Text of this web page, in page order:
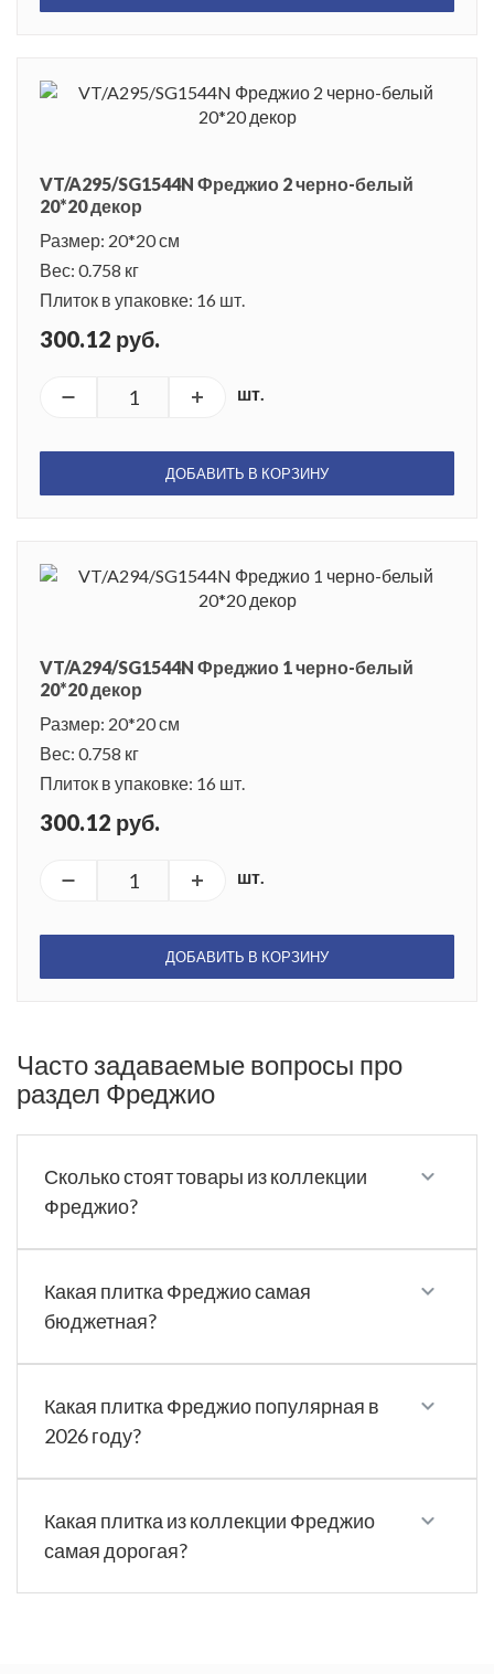
VT/A295/SG1544N Фреджио 2 черно-белый
20*20 декор
Размер: 20*20 см
Вес: 0.758 кг
Плиток в упаковке: 16 шт.
300.12 руб.
шт.
ДОБАВИТЬ В КОРЗИНУ
VT/A294/SG1544N Фреджио 1 черно-белый
20*20 декор
Размер: 20*20 см
Вес: 0.758 кг
Плиток в упаковке: 16 шт.
300.12 руб.
шт.
ДОБАВИТЬ В КОРЗИНУ
Часто задаваемые вопросы про
раздел Фреджио
Сколько стоят товары из коллекции
Фреджио?
Какая плитка Фреджио самая
бюджетная?
Какая плитка Фреджио популярная в
2026 году?
Какая плитка из коллекции Фреджио
самая дорогая?